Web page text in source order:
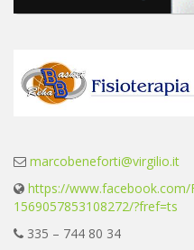
marcobeneforti@virgilio.it
https://
1569057853108272/?fref=ts
335 – 744 80 34